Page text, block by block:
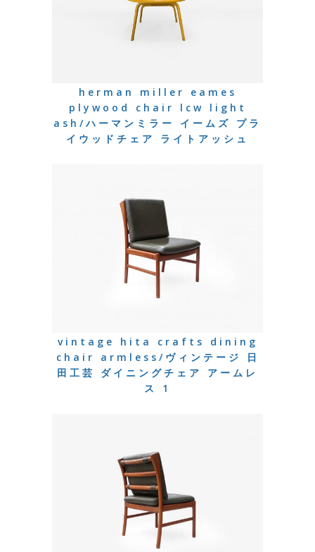
herman miller eames
plywood chair lcw light
ash/ハーマンミラー イームズ プラ
イウッドチェア ライトアッシュ
vintage hita crafts dining
chair armless/ヴィンテージ 日
田工芸 ダイニングチェア アームレ
ス 1